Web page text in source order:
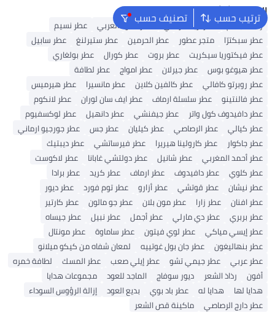
ترتيب حسب تصنيف حسب البحث الشائع
رذاذ للجسم عطر أريانا غراندي عطر العود العربي
عطر نسيم
عطر سبكترّا
متجر عطور عطر الحرمين عطر ستيرلنغ
عطر سابيل
عطر فيكتوريا سيكريت
عطر بروت عطر كورال
عطر بولغاري
عطر هيوغو بوس
عطر جيرلان عطر امواج
عطر لطافة
عطر روبرتو كافالي
عطر كالفين كلاين عطر مانسيرا
عطر هيرميس
عطر فالنتينو
عطر سلسلة ارماف عطر ايف سان لوران
عطر لانكوم
عطر دافيدوف كول واتر
عطر جيفنشي عطر دانهيل
عطر لوكسفيوم
عطر كيالي
عطر الرصاصي عطر كيليان عطر جس
عطر جورجيو ارماني
عطر جاكوار
عطر كارولينا هيريرا عطر فيرساتشي
عطر ديبتيك
عطر أحمد المغربي
عطر شانيل عطر دولتشي غابانا
عطر لاكوست
عطر كلوي
عطر دافيدوف عطر ارماف عطر كريد
عطر برادا
عطر نيشان
عطر قوتشي عطر أزارو عطر توم فورد
عطر ديور
عطر افنان
عطر زارا عطر مون بلان عطر جو مالون
عطر كارتير
عطر بربري
عطر دي مارلي عطر أجمل عطر نبيل
عطر جيساه
عطر إيسي مياكي
عطر لوي فيتون عطر ساماوة
عطر مونتال
عطر بنهاليغون
عطر جان بول غوتييه
لمعان شفاه من كيكو ميلانو
عطر عربي
عطر جيمي تشو عطر إيلي صعب عطر المسك
لطافة خمره
أفون
رذاذ الشعر ديور سوفاج الماجد للعود
مجموعات هدايا
هدايا لها
هدايا له عطر باد بوي بديع العود
إزالة الرؤوس السوداء
عطر دارج الرصاصي
ماكينة قص الشعر